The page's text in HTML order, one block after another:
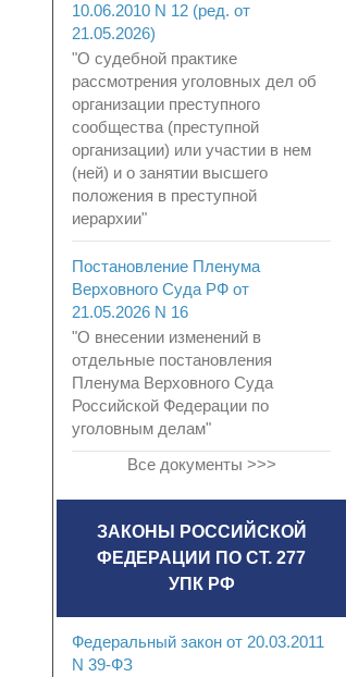
10.06.2010 N 12 (ред. от
21.05.2026)
"О судебной практике
рассмотрения уголовных дел об
организации преступного
сообщества (преступной
организации) или участии в нем
(ней) и о занятии высшего
положения в преступной
иерархии"
Постановление Пленума
Верховного Суда РФ от
21.05.2026 N 16
"О внесении изменений в
отдельные постановления
Пленума Верховного Суда
Российской Федерации по
уголовным делам"
Все документы >>>
ЗАКОНЫ РОССИЙСКОЙ
ФЕДЕРАЦИИ ПО СТ. 277
УПК РФ
Федеральный закон от 20.03.2011
N 39-ФЗ